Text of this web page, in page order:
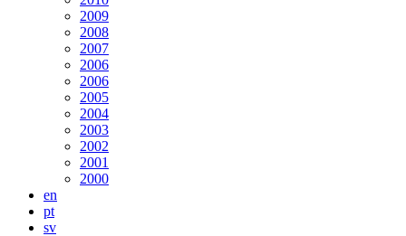
2009
2008
2007
2006
2006
2005
2004
2003
2002
2001
2000
en
pt
sv